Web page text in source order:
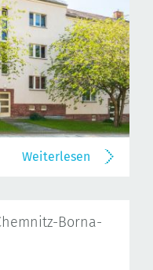
Weiterlesen
Borna-